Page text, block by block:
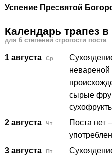
Успение Пресвятой
Календарь трапез в
для 6 степеней строгости поста
1 августа Ср
невареной
сырые
2 августа
Чт
Поста нет
3 августа
Пт